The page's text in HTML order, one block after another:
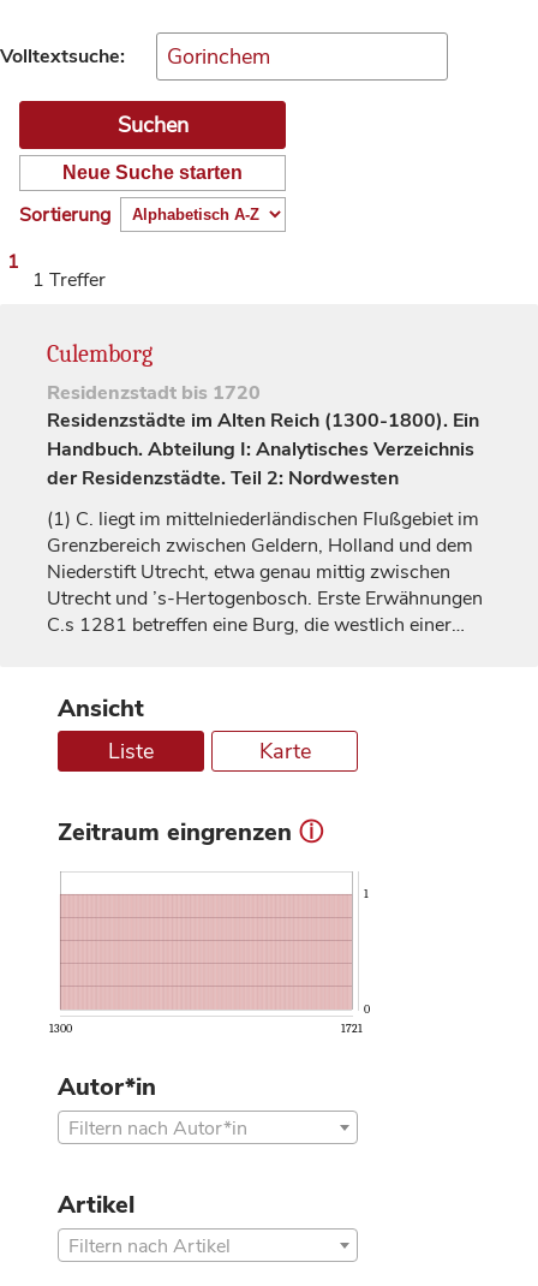
Volltextsuche:
Neue Suche starten
Sortierung
1
1 Treffer
Culemborg
Residenzstadt bis 1720
Residenzstädte im Alten Reich (1300-1800). Ein
Handbuch. Abteilung I: Analytisches Verzeichnis
der Residenzstädte. Teil 2: Nordwesten
(1) C. liegt im mittelniederländischen Flußgebiet im
Grenzbereich zwischen Geldern, Holland und dem
NiederstiftUtrecht, etwa genau mittig zwischen
Utrechtund ’s-Hertogenbosch. Erste Erwähnungen
C.s 1281 betreffen eine Burg, die westlich einer…
Ansicht
Liste Karte
Zeitraum eingrenzen ⓘ
1300 1721
0
1
Autor*in
Filtern nach Autor*in
Artikel
Filtern nach Artikel